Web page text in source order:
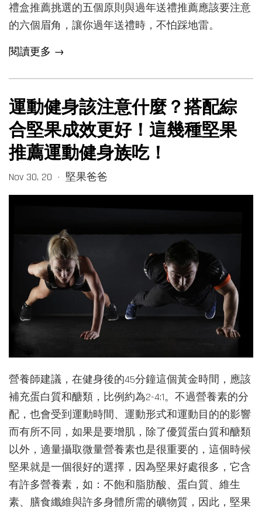
禮盒推薦挑選的五個原則與過年送禮推薦應該要注意
的六個眉角，讓你過年送禮時，不怕踩地雷。
閱讀更多 →
運動健身該注意什麼？搭配綜
合堅果成效更好！這幾種堅果
推薦運動健身族吃！
Nov 30, 20 • 堅果爸爸
營養師建議，在健身後的45分鐘這個黃金時間，應該
補充蛋白質和醣類，比例約為2-4:1。不過營養素的分
配，也會受到運動時間、運動形式和運動目的的影響
而有所不同，如果是要增肌，除了優質蛋白質和醣類
以外，適量攝取微量營養素也是很重要的，這個時候
堅果就是一個很好的選擇，因為堅果好處很多，它含
有許多營養素，如：不飽和脂肪酸、蛋白質、維生
素、膳食纖維與許多身體所需的礦物質，因此，堅果